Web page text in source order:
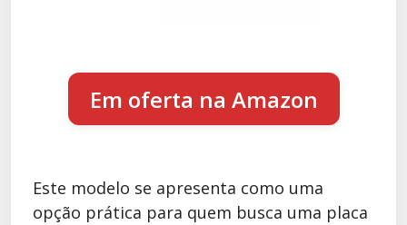
Em oferta na Amazon
Este modelo se apresenta como uma
opção prática para quem busca uma placa